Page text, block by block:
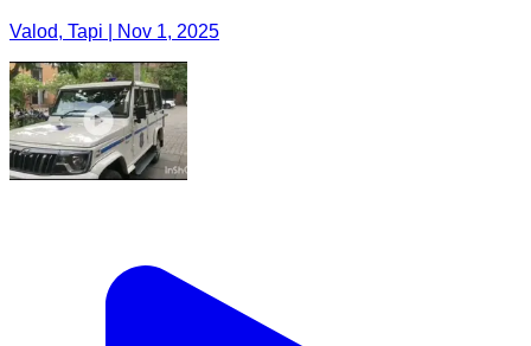
Valod, Tapi | Nov 1, 2025